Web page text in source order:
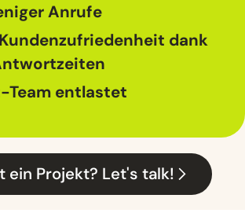
Anrufe
dank
Team entlastet
ein Projekt? Let's talk!